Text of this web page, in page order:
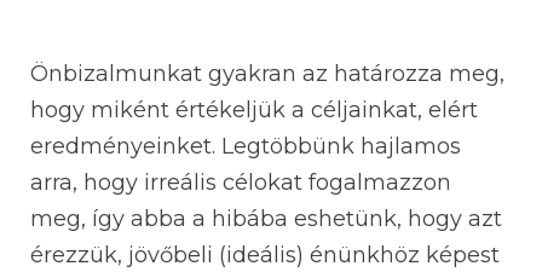
Önbizalmunkat gyakran az határozza meg,
hogy miként értékeljük a céljainkat, elért
eredményeinket. Legtöbbünk hajlamos
arra, hogy irreális célokat fogalmazzon
meg, így abba a hibába eshetünk, hogy azt
érezzük, jövőbeli (ideális) énünkhöz képest